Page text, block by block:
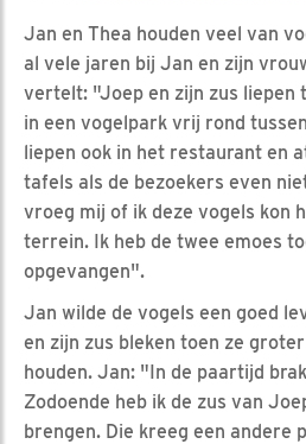
Jan en Thea houden veel van
al vele jaren bij Jan en zijn
vertelt: "Joep en zijn zus liepen
in een vogelpark vrij rond
liepen ook in het restaurant en
tafels als de bezoekers even
vroeg mij of ik deze vogels kon
terrein. Ik heb de twee emoes
opgevangen".
Jan wilde de vogels een goed
en zijn zus bleken toen ze
houden. Jan: "In de paartijd
Zodoende heb ik de zus van
brengen. Die kreeg een andere